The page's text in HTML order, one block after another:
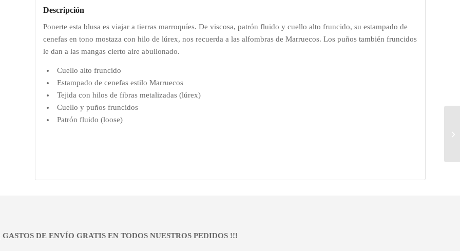
Descripción
Ponerte esta blusa es viajar a tierras marroquíes. De viscosa, patrón fluido y cuello alto fruncido, su estampado de
cenefas en tono mostaza con hilo de lúrex, nos recuerda a las alfombras de Marruecos. Los puños también fruncidos
le dan a las mangas cierto aire abullonado.
Cuello alto fruncido
Estampado de cenefas estilo Marruecos
Tejida con hilos de fibras metalizadas (lúrex)
Cuello y puños fruncidos
Patrón fluido (loose)
GASTOS DE ENVÍO GRATIS EN TODOS NUESTROS PEDIDOS !!!